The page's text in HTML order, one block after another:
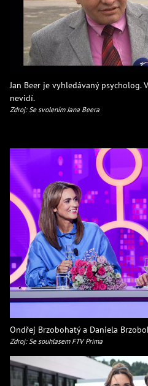
Jan Beer je vyhledávaný
nevidí.
Zdroj: Se svolením Jana Beera
Ondřej Brzobohatý a Daniela
Zdroj: Se souhlasem FTV Prima